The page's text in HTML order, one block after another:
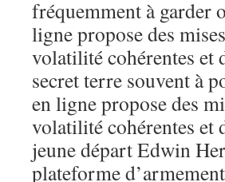
fréquemment à garder
ligne propose des
volatilité cohérentes et
secret terre souvent à
en ligne propose des
volatilité cohérentes et
jeune départ Edwin
plateforme